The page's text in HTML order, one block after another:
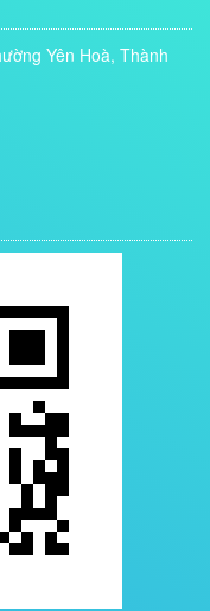
Yên Hoà, Thành